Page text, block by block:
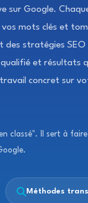
sur Google.
mots clés et
des stratégies
et résultats
travail concret sur
classé". Il sert à
Méthodes